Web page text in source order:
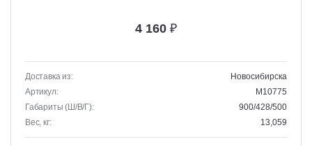
4 160 ₽
Доставка из:
Новосибирска
Артикул:
M10775
Габариты (Ш/В/Г):
900/428/500
Вес, кг:
13,059